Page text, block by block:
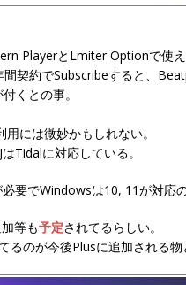
PlayerとLmiter Optionで使
契約でSubscribeすると、
くとの事。
には微妙かもしれない。
Tidalに対応している。
要でWindowsは10, 11が対応の
等も予定されてるらしい。
るのが今後Plusに追加される物